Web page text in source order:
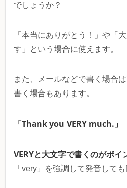
でしょうか？
「本当にありがとう！」や「
す」という場合に使えます。
また、メールなどで書く場合
書く場合もあります。
「Thank you VERY much.」
VERYと大文字で書くのがポイ
「very」を強調して発音して